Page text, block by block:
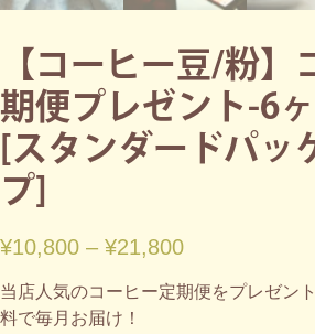
【コーヒー豆/粉
期便プレゼント-6
[スタンダードパッ
プ]
¥10,800 – ¥21,800
当店人気のコーヒー定期便をプレゼン
料で毎月お届け！